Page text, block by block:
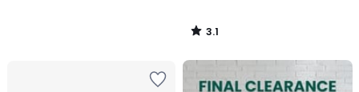
3.1
/
FINAL
CLEARANCE